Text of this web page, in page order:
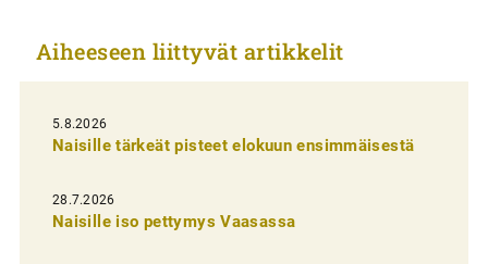
k
e
l
i
e
n
Aiheeseen liittyvät artikkelit
5.8.2026
Naisille tärkeät pisteet elokuun ensimmäisestä
28.7.2026
Naisille iso pettymys Vaasassa